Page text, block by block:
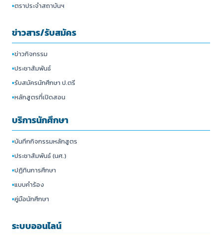
▪ตราประจำสถาบันฯ
ข่าวสาร/รับสมัคร
▪ข่าวกิจกรรม
▪ประชาสัมพันธ์
▪รับสมัครนักศึกษา ป.ตรี
▪หลักสูตรที่เปิดสอน
บริการนักศึกษา
▪บันทึกกิจกรรมหลักสูตร
▪ประชาสัมพันธ์ (นศ.)
▪ปฏิทินการศึกษา
▪แบบคำร้อง
▪คู่มือนักศึกษา
ระบบออนไลน์